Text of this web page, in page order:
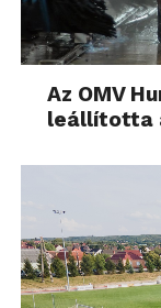
Az OMV
leállította